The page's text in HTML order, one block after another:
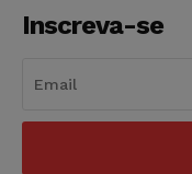
Inscreva-se